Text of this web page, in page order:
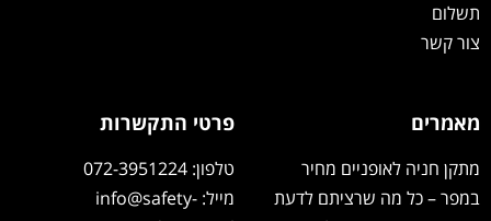
תשלום
צור קשר
מאמרים
מתקן חניה לאופניים מחיר
במפר – כל מה שרציתם לדעת
פרטי התקשרות
טלפון: 072-3951224
מייל: info@safety-